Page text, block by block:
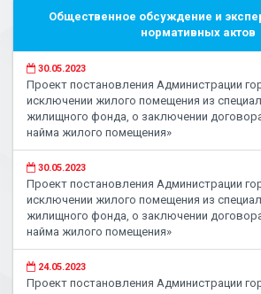
Общественное обсуждение и
нормативных актов
30.05.2023
Проект постановления Администрации
исключении жилого помещения из
жилищного фонда, о заключении
найма жилого помещения»
30.05.2023
Проект постановления Администрации
исключении жилого помещения из
жилищного фонда, о заключении
найма жилого помещения»
24.05.2023
Проект постановления Администрации